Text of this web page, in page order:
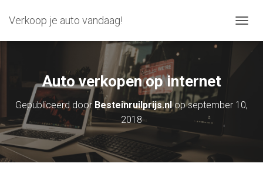
Verkoop je auto vandaag!
A
I
S
Auto verkopen op internet
Gepubliceerd door Besteinruilprijs.nlopseptember 10,
2018